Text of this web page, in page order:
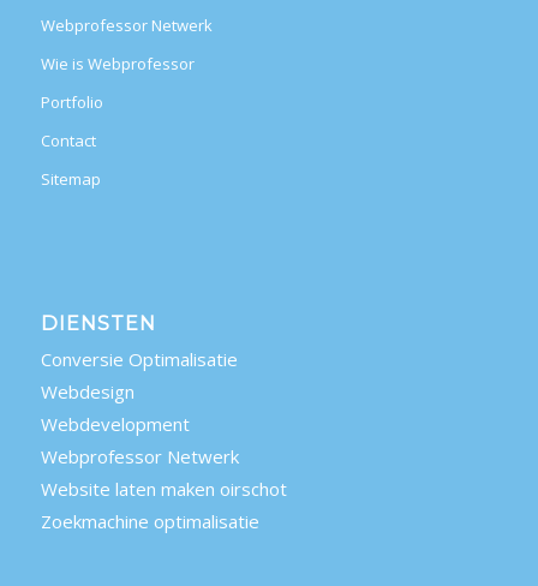
Webprofessor Netwerk
Wie is Webprofessor
Portfolio
Contact
Sitemap
DIENSTEN
Conversie Optimalisatie
Webdesign
Webdevelopment
Webprofessor Netwerk
Website laten maken oirschot
Zoekmachine optimalisatie